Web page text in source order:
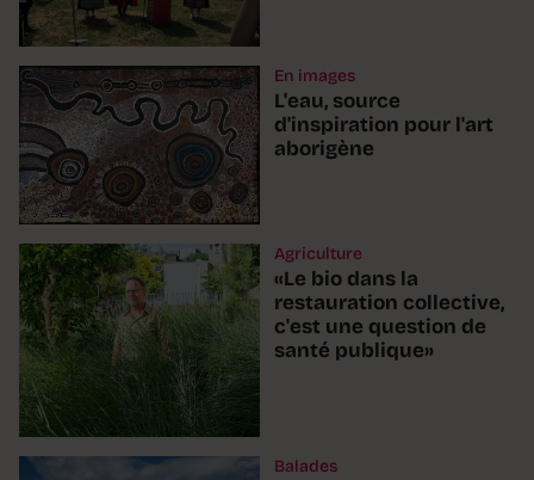
En images
L'eau, source
d'inspiration pour l'art
aborigène
Agriculture
«Le bio dans la
restauration collective,
c'est une question de
santé publique»
Balades